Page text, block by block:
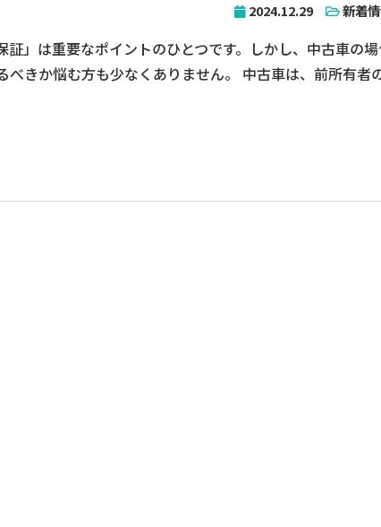
2024.12.29 新着
証」は重要なポイントのひとつです。しかし、中古車の
べきか悩む方も少なくありません。 中古車は、前所有者